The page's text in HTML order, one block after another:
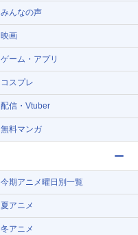
みんなの声
映画
ゲーム・アプリ
コスプレ
配信・Vtuber
無料マンガ
今期アニメ曜日別一覧
夏アニメ
冬アニメ